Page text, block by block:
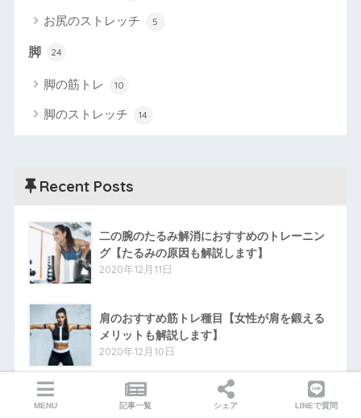
お尻のストレッチ 5
脚 24
脚の筋トレ 10
脚のストレッチ 14
Recent Posts
二の腕のたるみ解消におすすめのトレーニン
グ【たるみの原因も解説します】
2020年12月11日
肩のおすすめ筋トレ種目【女性が肩を鍛える
メリットも解説します】
2020年12月10日
下腿三頭筋のストレッチのやり方【脚の疲れ
MENU 記事一覧 シェア LINEで質問